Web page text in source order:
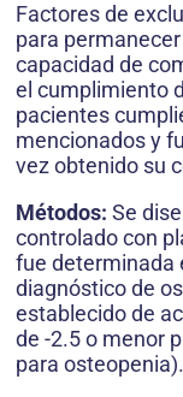
Factores de
para
capacidad de
el cumplimiento
pacientes
mencionados y
vez obtenido su
Métodos: Se
controlado con
fue determinada
diagnóstico de
establecido de
de -2.5 o menor
para osteopenia).